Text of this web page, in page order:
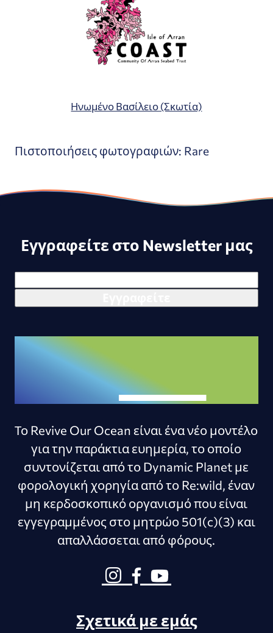
Ηνωμένο Βασίλειο (Σκωτία)
Πιστοποιήσεις φωτογραφιών: Rare
Εγγραφείτε στο Newsletter μας
Το Revive Our Ocean είναι ένα νέο μοντέλο
για την παράκτια ευημερία, το οποίο
συντονίζεται από το Dynamic Planet με
φορολογική χορηγία από το Re:wild, έναν
μη κερδοσκοπικό οργανισμό που είναι
εγγεγραμμένος στο μητρώο 501(c)(3) και
απαλλάσσεται από φόρους.
Σχετικά με εμάς